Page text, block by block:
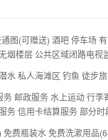
图(可赠送) 酒吧 停车场
烟楼层 公共区域闭路电视
水 私人海滩区 钓鱼 徒步
邮政服务 水上运动 行
务 信用卡结算服务 部分
费瓶装水 免费洗漱用品